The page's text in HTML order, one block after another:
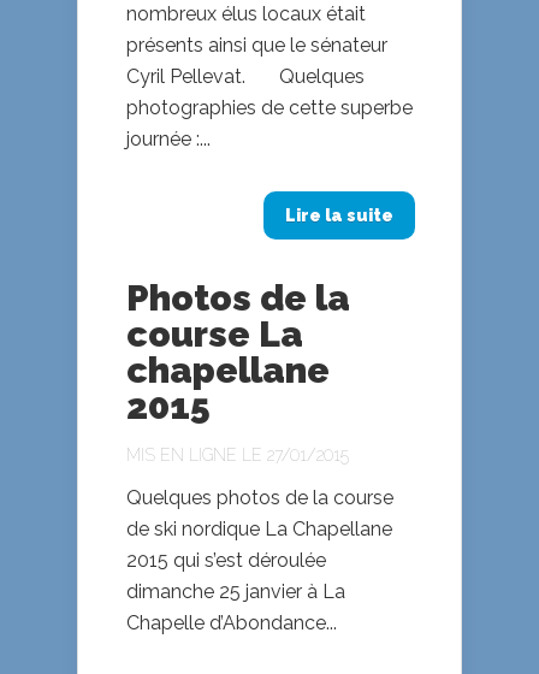
nombreux élus locaux était
présents ainsi que le sénateur
Cyril Pellevat. Quelques
photographies de cette superbe
journée :...
Lire la suite
Photos de la
course La
chapellane
2015
MIS EN LIGNE LE 27/01/2015
Quelques photos de la course
de ski nordique La Chapellane
2015 qui s’est déroulée
dimanche 25 janvier à La
Chapelle d’Abondance...